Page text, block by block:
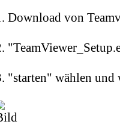
Download von
"starten" wählen